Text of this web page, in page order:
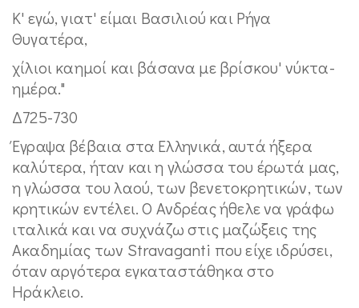
K' εγώ, γιατ' είµαι Bασιλιού και Pήγα
Θυγατέρα,
χίλιοι καηµοί και βάσανα µε βρίσκου' νύκτα-
ηµέρα."
Δ725-730
Έγραψα βέβαια στα Ελληνικά, αυτά ήξερα
καλύτερα, ήταν και η γλώσσα του έρωτά μας,
η γλώσσα του λαού, των βενετοκρητικών, των
κρητικών εντέλει. Ο Ανδρέας ήθελε να γράφω
ιταλικά και να συχνάζω στις μαζώξεις της
Ακαδημίας των Stravaganti που είχε ιδρύσει,
όταν αργότερα εγκαταστάθηκα στο
Ηράκλειο.